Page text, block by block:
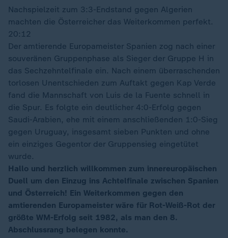
Nachspielzeit zum 3:3-Endstand gegen Algerien
machten die Österreicher das Weiterkommen perfekt.
20:12
Der amtierende Europameister Spanien zog nach einer
souveränen Gruppenphase als Sieger der Gruppe H in
das Sechzehntelfinale ein. Nach einem überraschenden
torlosen Unentschieden zum Auftakt gegen Kap Verde
fand die Mannschaft von Luis de la Fuente schnell in
die Spur. Es folgte ein deutlicher 4:0-Erfolg gegen
Saudi-Arabien, ehe mit einem anschließenden 1:0-Sieg
gegen Uruguay, insgesamt sieben Punkten und ohne
ein einziges Gegentor der Gruppensieg eingetütet
wurde.
Hallo und herzlich willkommen zum innereuropäischen
Duell um den Einzug ins Achtelfinale zwischen Spanien
und Österreich! Ein Weiterkommen gegen den
amtierenden Europameister wäre für Rot-Weiß-Rot der
größte WM-Erfolg seit 1982, als man den 8.
Abschlussrang belegen konnte.